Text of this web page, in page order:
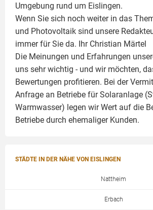
Umgebung rund um Eislingen.
Wenn Sie sich noch weiter in das
und Photovoltaik sind unsere
immer für Sie da. Ihr Christian Märtel
Die Meinungen und Erfahrungen
uns sehr wichtig - und wir möchten,
Bewertungen profitieren. Bei der
Anfrage an Betriebe für Solaranlage
Warmwasser) legen wir Wert auf die
Betriebe durch ehemaliger Kunden.
STÄDTE IN DER NÄHE VON EISLINGEN
Nattheim
Erbach